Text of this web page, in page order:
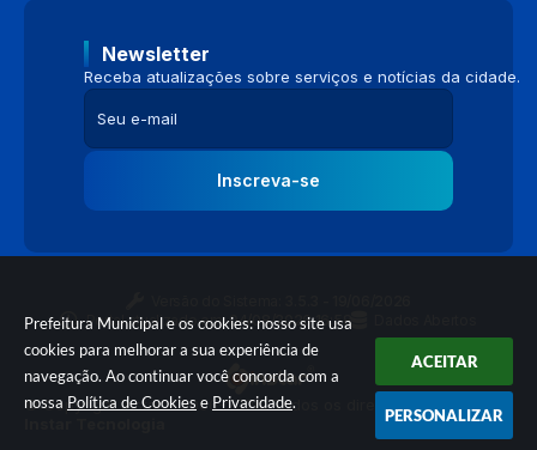
Prefeitura Municipal e os cookies: nosso site usa
cookies para melhorar a sua experiência de
navegação. Ao continuar você concorda com a
nossa Política de Cookies e Privacidade.
ACEITAR
PERSONALIZAR
Newsletter
Receba atualizações sobre serviços e notícias da cidade.
Inscreva-se
Portal atualizado em:04/08/2026 16:58
© Copyright Instar - 2006-2026. Todos os direitos reservados -